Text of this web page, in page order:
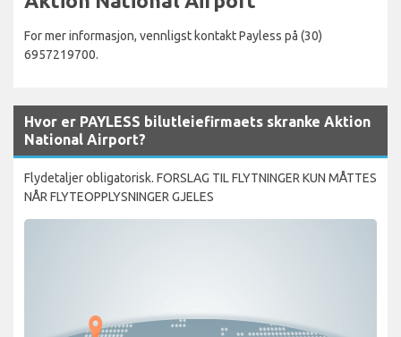
For mer informasjon, vennligst kontakt Payless på (30)
6957219700.
Hvor er PAYLESS bilutleiefirmaets skranke Aktion
National Airport?
Flydetaljer obligatorisk. FORSLAG TIL FLYTNINGER KUN MÅTTES
NÅR FLYTEOPPLYSNINGER GJELES